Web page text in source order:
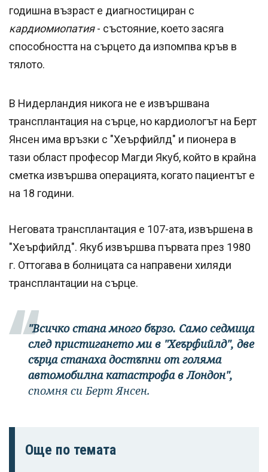
годишна възраст е диагностициран с
кардиомиопатия- състояние, което засяга
способността на сърцето да изпомпва кръв в
тялото.
В Нидерландия никога не е извършвана
трансплантация на сърце, но кардиологът на Берт
Янсен има връзки с "Хеърфийлд" и пионера в
тази област професор Магди Якуб, който в крайна
сметка извършва операцията, когато пациентът е
на 18 години.
Неговата трансплантация е 107-ата, извършена в
"Хеърфийлд". Якуб извършва първата през 1980
г. Оттогава в болницата са направени хиляди
трансплантации на сърце.
"Всичко стана много бързо. Само седмица
след пристигането ми в "Хеърфийлд", две
сърца станаха достъпни от голяма
автомобилна катастрофа в Лондон",
спомня си Берт Янсен.
Още по темата